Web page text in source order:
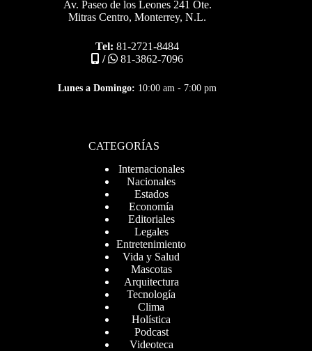
Av. Paseo de los Leones 241 Ote.
Mitras Centro, Monterrey, N.L.
Tel: 81-2721-8484
/
81-3862-7096
Lunes a Domingo: 10:00 am - 7:00 pm
CATEGORÍAS
Internacionales
Nacionales
Estados
Economía
Editoriales
Legales
Entretenimiento
Vida y Salud
Mascotas
Arquitectura
Tecnología
Clima
Holística
Podcast
Videoteca